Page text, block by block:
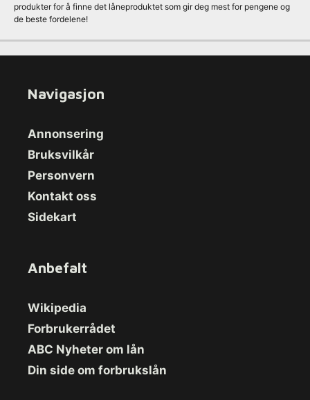
produkter for å finne det låneproduktet som gir deg mest for pengene og
de beste fordelene!
Navigasjon
Annonsering
Bruksvilkår
Personvern
Kontakt oss
Sidekart
Anbefalt
Wikipedia
Forbrukerrådet
ABC Nyheter om lån
Din side om forbrukslån